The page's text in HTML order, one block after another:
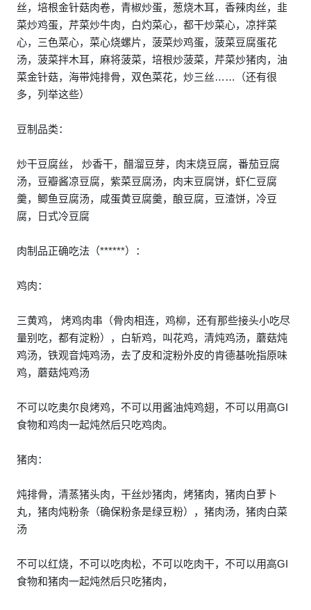
丝，培根金针菇肉卷，青椒炒蛋，葱烧木耳，香辣肉丝，韭
菜炒鸡蛋，芹菜炒牛肉，白灼菜心，都干炒菜心，凉拌菜
心，三色菜心，菜心烧螺片，菠菜炒鸡蛋，菠菜豆腐蛋花
汤，菠菜拌木耳，麻将菠菜，培根炒菠菜，芹菜炒猪肉，油
菜金针菇，海带炖排骨，双色菜花，炒三丝……（还有很
多，列举这些）
豆制品类：
炒干豆腐丝， 炒香干，醋溜豆芽，肉末烧豆腐，番茄豆腐
汤，豆瓣酱凉豆腐，紫菜豆腐汤，肉末豆腐饼，虾仁豆腐
羹，鲫鱼豆腐汤，咸蛋黄豆腐羹，酿豆腐，豆渣饼，冷豆
腐，日式冷豆腐
肉制品正确吃法（******）：
鸡肉：
三黄鸡， 烤鸡肉串（骨肉相连，鸡柳，还有那些接头小吃尽
量别吃，都有淀粉），白斩鸡，叫花鸡，清炖鸡汤，蘑菇炖
鸡汤，铁观音炖鸡汤，去了皮和淀粉外皮的肯德基吮指原味
鸡，蘑菇炖鸡汤
不可以吃奥尔良烤鸡，不可以用酱油炖鸡翅，不可以用高GI
食物和鸡肉一起炖然后只吃鸡肉。
猪肉：
炖排骨，清蒸猪头肉，干丝炒猪肉，烤猪肉，猪肉白萝卜
丸，猪肉炖粉条（确保粉条是绿豆粉），猪肉汤，猪肉白菜
汤
不可以红烧，不可以吃肉松，不可以吃肉干，不可以用高GI
食物和猪肉一起炖然后只吃猪肉，